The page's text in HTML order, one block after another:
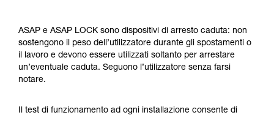
informazioni dell’istruzione tecnica per poter
capire queste ulteriori informazioni.
La padronanza di queste tecniche richiede una
formazione ed un addestramento specifico.
sicurezza, prima di riprodurla autonomamente.
ASAP e ASAP LOCK sono dispositivi di arresto caduta: non
sostengono il peso dell’utilizzatore durante gli spostamenti o
il lavoro e devono essere utilizzati soltanto per arrestare
un’eventuale caduta. Seguono l’utilizzatore senza farsi
notare.
Il test di funzionamento ad ogni installazione consente di